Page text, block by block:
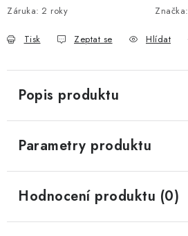
Záruka: 2 roky Značka:
Tisk Zeptat se Hlídat
Popis produktu
Parametry produktu
Hodnocení produktu (0)